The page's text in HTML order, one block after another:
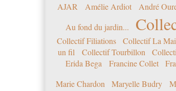
AJAR Amélie Ardiot André
Au fond du jardin...
Collectif Filiations
Collectif La
un fil
Collectif Tourbillon
Erida Bega
Francine Collet
Marie Chardon
Maryelle Budry